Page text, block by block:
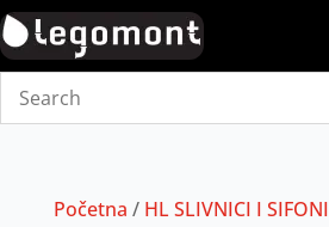
Početna / HL SLIVNICI I SIFONI